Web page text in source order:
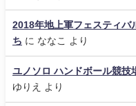
2018年地上軍フェスティバ
ち に ななこ より
ユノソロ ハンドボール競技
ゆりえ
より